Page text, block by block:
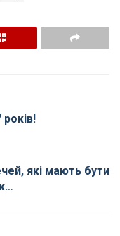
які мають бути